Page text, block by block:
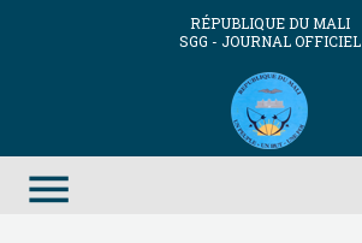
RÉPUBLIQUE DU MALI
SGG - JOURNAL OFFICIEL
menu